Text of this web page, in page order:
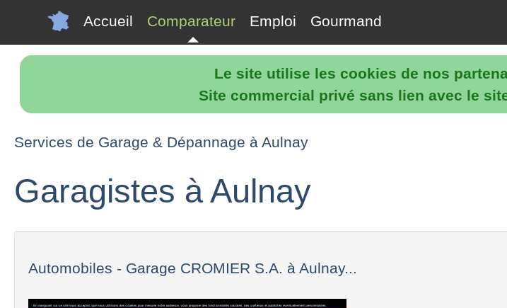
Le site utilise les cookies de nos
Site commercial privé sans lien avec le
Accueil Comparateur Emploi Gourmand
Services de Garage & Dépannage à Aulnay
Garagistes à Aulnay
Automobiles - Garage CROMIER S.A. à Aulnay...